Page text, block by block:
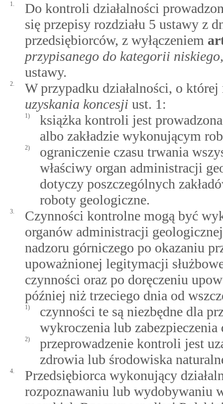
1.
Do kontroli działalności
się przepisy rozdziału 5 ustawy z
przedsiębiorców, z wyłączeniem
przypisanego do kategorii
ustawy.
2.
W przypadku działalności, o
uzyskania koncesji ust. 1:
1)
książka kontroli jest
albo zakładzie wykonującym
2)
ograniczenie czasu trwania
właściwy organ administracji
dotyczy poszczególnych
roboty geologiczne.
3.
Czynności kontrolne mogą być
organów administracji
nadzoru górniczego po okazaniu
upoważnionej legitymacji
czynności oraz po doręczeniu
później niż trzeciego dnia od
1)
czynności te są niezbędne dla
wykroczenia lub
2)
przeprowadzenie kontroli jest
zdrowia lub środowiska
4.
Przedsiębiorca wykonujący
rozpoznawaniu lub wydobywaniu